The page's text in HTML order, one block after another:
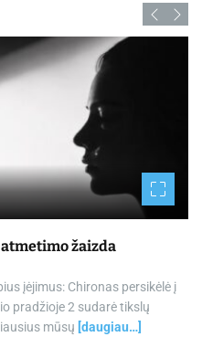
žaizda
įėjimus: Chironas persikėlė į
pradžioje 2 sudarė tikslų
mūsų [daugiau…]